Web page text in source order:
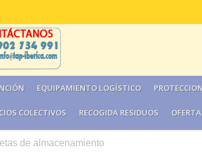
EQUIPAMIENTO LOGÍSTICO
COLECTIVOS RECOGIDA RESIDUOS
de almacenamiento